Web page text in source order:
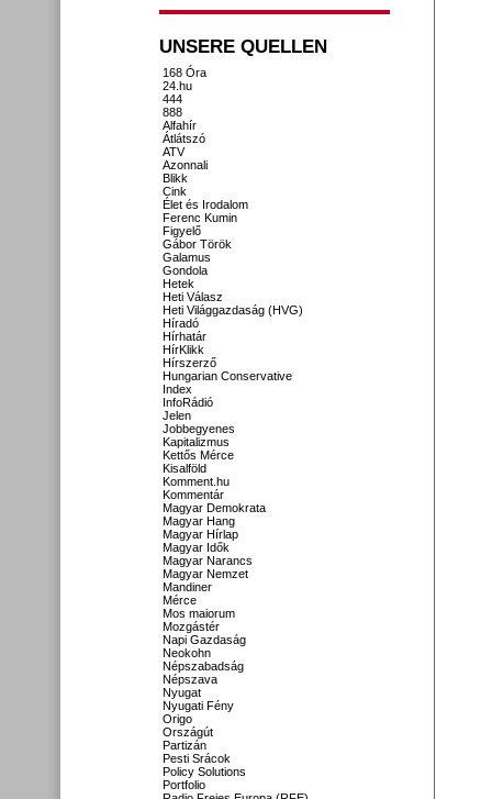
UNSERE QUELLEN
168 Óra
24.hu
444
888
Alfahír
Átlátszó
ATV
Azonnali
Blikk
Cink
Élet és Irodalom
Ferenc Kumin
Figyelő
Gábor Török
Galamus
Gondola
Hetek
Heti Válasz
Heti Világgazdaság (HVG)
Híradó
Hírhatár
HírKlikk
Hírszerző
Hungarian Conservative
Index
InfoRádió
Jelen
Jobbegyenes
Kapitalizmus
Kettős Mérce
Kisalföld
Komment.hu
Kommentár
Magyar Demokrata
Magyar Hang
Magyar Hírlap
Magyar Idők
Magyar Narancs
Magyar Nemzet
Mandiner
Mérce
Mos maiorum
Mozgástér
Napi Gazdaság
Neokohn
Népszabadság
Népszava
Nyugat
Nyugati Fény
Origo
Országút
Partizán
Pesti Srácok
Policy Solutions
Portfolio